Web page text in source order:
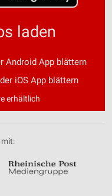
laden
Android App blättern
iOS App blättern
erhältlich